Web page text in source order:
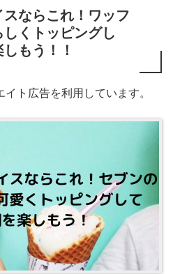
ならこれ！ワッフ
くトッピングし
もう！！
ト広告を利用しています。